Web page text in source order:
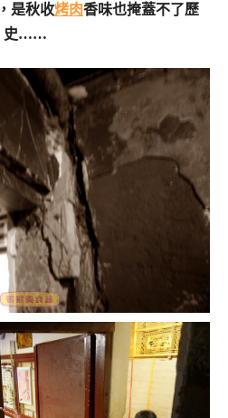
是秋收烤肉香味也掩蓋不了歷
史……